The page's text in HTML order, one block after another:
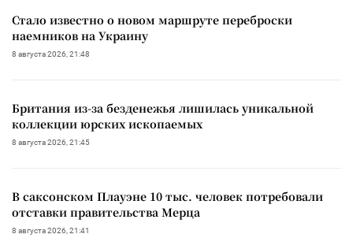
Стало известно о новом маршруте переброски
наемников на Украину
8 августа 2026, 21:48
Британия из-за безденежья лишилась уникальной
коллекции юрских ископаемых
8 августа 2026, 21:45
В саксонском Плауэне 10 тыс. человек потребовали
отставки правительства Мерца
8 августа 2026, 21:41